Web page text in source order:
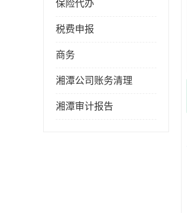
保险代办
税费申报
商务
湘潭公司账务清理
湘潭审计报告